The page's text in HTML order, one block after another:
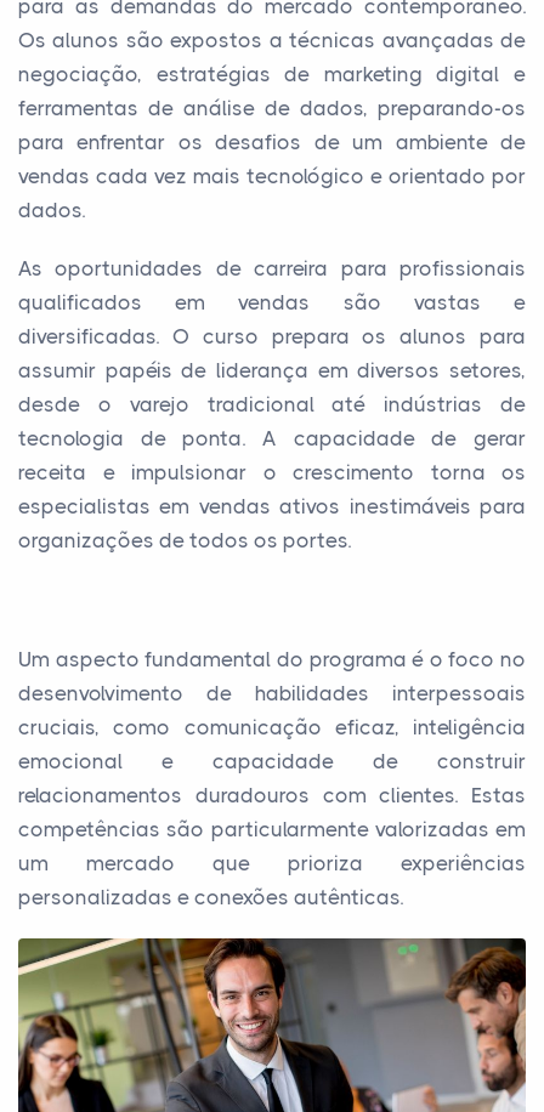
para as demandas do mercado contemporâneo.
Os alunos são expostos a técnicas avançadas de
negociação, estratégias de marketing digital e
ferramentas de análise de dados, preparando-os
para enfrentar os desafios de um ambiente de
vendas cada vez mais tecnológico e orientado por
dados.
As oportunidades de carreira para profissionais
qualificados em vendas são vastas e
diversificadas. O curso prepara os alunos para
assumir papéis de liderança em diversos setores,
desde o varejo tradicional até indústrias de
tecnologia de ponta. A capacidade de gerar
receita e impulsionar o crescimento torna os
especialistas em vendas ativos inestimáveis para
organizações de todos os portes.
Um aspecto fundamental do programa é o foco no
desenvolvimento de habilidades interpessoais
cruciais, como comunicação eficaz, inteligência
emocional e capacidade de construir
relacionamentos duradouros com clientes. Estas
competências são particularmente valorizadas em
um mercado que prioriza experiências
personalizadas e conexões autênticas.